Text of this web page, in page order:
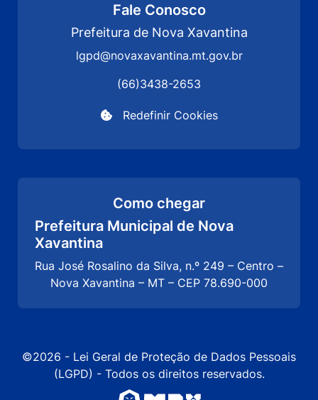
Fale Conosco
Prefeitura de Nova Xavantina
lgpd@novaxavantina.mt.gov.br
(66)3438-2653
Redefinir Cookies
Como chegar
Prefeitura Municipal de Nova
Xavantina
Rua José Rosalino da Silva, n.º 249 – Centro –
Nova Xavantina – MT – CEP 78.690-000
©2026 - Lei Geral de Proteção de Dados Pessoais
(LGPD) - Todos os direitos reservados.